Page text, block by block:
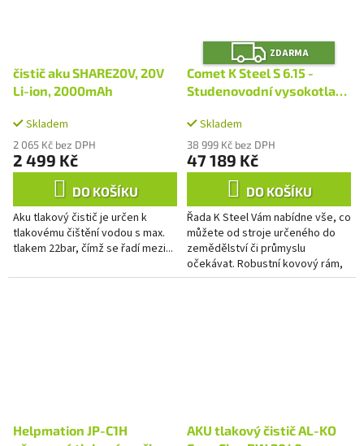
čistič aku SHARE20V, 20V
Li-ion, 2000mAh
Skladem
2 065 Kč bez DPH
2 499 Kč
DO KOŠÍKU
Aku tlakový čistič je určen k
tlakovému čištění vodou s max.
tlakem 22bar, čímž se řadí mezi...
Z
D
A
R
M
A
ZDARMA
Comet K Steel S 6.15 -
Studenovodní vysokotlaký
Skladem
38 999 Kč bez DPH
47 189 Kč
DO KOŠÍKU
Řada K Steel Vám nabídne vše, co
můžete od stroje určeného do
zemědělství či průmyslu
očekávat. Robustní kovový rám,
nerezový kryt motoru a čerpadla,
Helpmation JP-C1H
AKU tlakový čistič AL-KO